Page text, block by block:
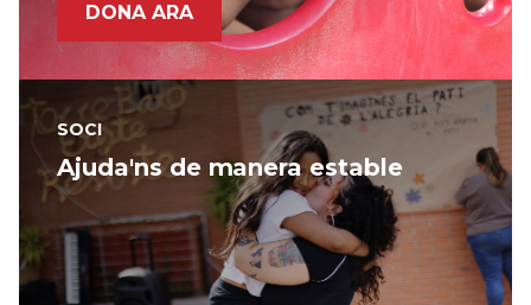
DONA ARA
SOCI
Ajuda'ns de manera estable